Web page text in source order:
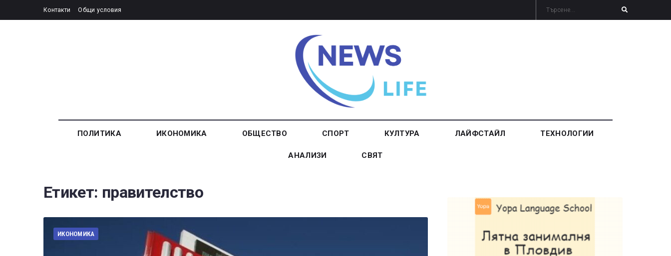
Контакти Общи условия
ПОЛИТИКА ИКОНОМИКА ОБЩЕСТВО СПОРТ КУЛТУРА ЛАЙФСТАЙЛ ТЕХНОЛОГИИ
АНАЛИЗИ СВЯТ
Етикет: правителство
ИКОНОМИКА